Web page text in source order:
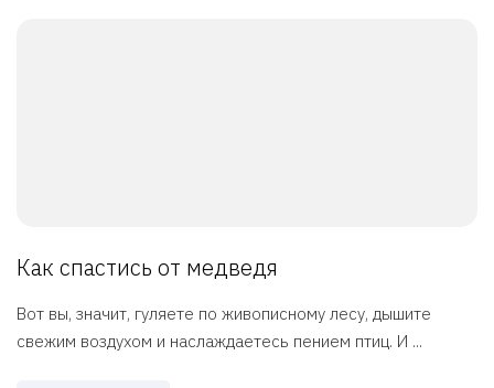
Как спастись от медведя
Вот вы, значит, гуляете по живописному лесу, дышите
свежим воздухом и наслаждаетесь пением птиц. И ...